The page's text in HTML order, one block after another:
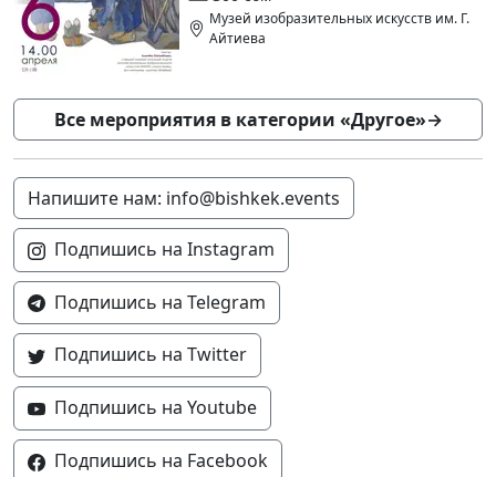
Музей изобразительных искусств им. Г.
Айтиева
Все мероприятия в категории «Другое»→
Напишите нам: info@bishkek.events
Подпишись на Instagram
Подпишись на Telegram
Подпишись на Twitter
Подпишись на Youtube
Подпишись на Facebook